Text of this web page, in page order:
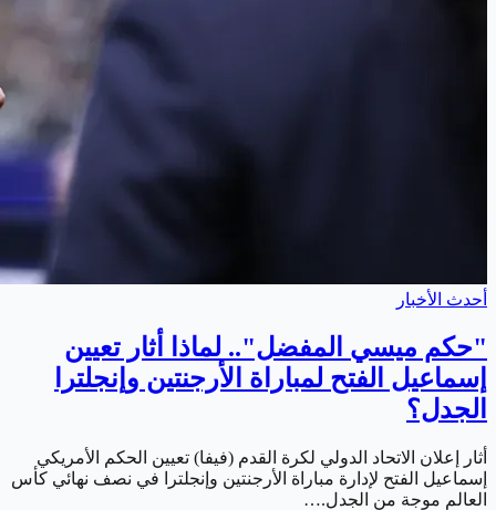
أحدث الأخبار
"حكم ميسي المفضل".. لماذا أثار تعيين
إسماعيل الفتح لمباراة الأرجنتين وإنجلترا
الجدل؟
أثار إعلان الاتحاد الدولي لكرة القدم (فيفا) تعيين الحكم الأمريكي
إسماعيل الفتح لإدارة مباراة الأرجنتين وإنجلترا في نصف نهائي كأس
العالم موجة من الجدل.…